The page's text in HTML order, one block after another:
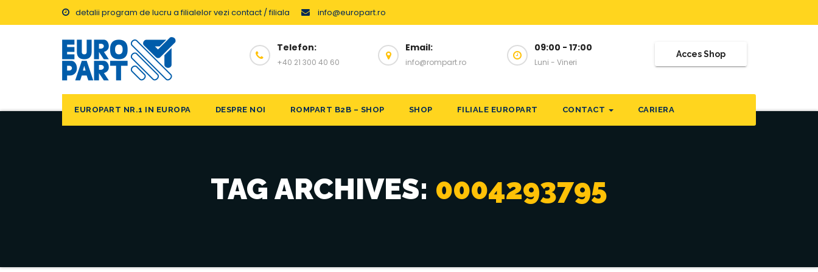
detalii program de lucru a filialelor vezi contact / filiala info@europart.ro
Telefon:
+40 21 300 40 60
Email:
info@rompart.ro
09:00 - 17:00
Luni - Vineri
Acces Shop
EUROPART NR.1 IN EUROPA DESPRE NOI ROMPART B2B – SHOP SHOP FILIALE EUROPART CONTACT CARIERA
TAG ARCHIVES: 0004293795